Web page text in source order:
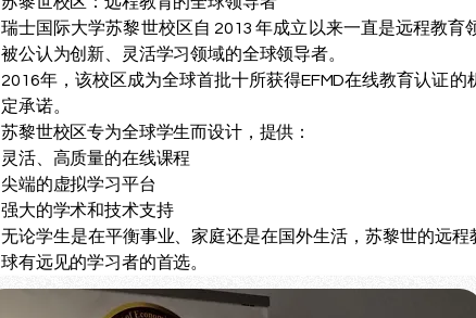
瑞士国际大学苏黎世校区自 2013 年成立以来一直是远程教
被公认为创新、灵活学习领域的全球领导者。
2016年，该校区成为全球首批十所获得EFMD在线教育认证
定承诺。
苏黎世校区专为全球学生而设计，提供：
灵活、高质量的在线课程
尖端的虚拟学习平台
强大的学术和技术支持
无论学生是在平衡事业、家庭还是在国外生活，苏黎世的远
球有远见的学习者的首选。